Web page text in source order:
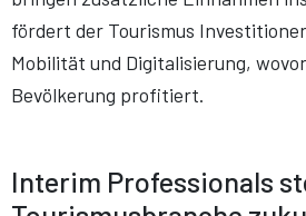
fördert der Tourismus
Mobilität und Digitalisierung,
Bevölkerung profitiert.
Interim Professionals